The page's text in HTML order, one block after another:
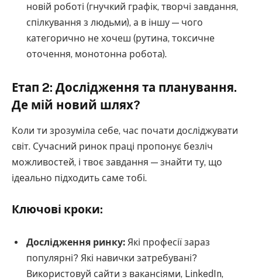
новій роботі (гнучкий графік, творчі завдання,
спілкування з людьми), а в іншу — чого
категорично не хочеш (рутина, токсичне
оточення, монотонна робота).
Етап 2: Дослідження та планування.
Де мій новий шлях?
Коли ти зрозуміла себе, час почати досліджувати
світ. Сучасний ринок праці пропонує безліч
можливостей, і твоє завдання — знайти ту, що
ідеально підходить саме тобі.
Ключові кроки:
Дослідження ринку: Які професії зараз
популярні? Які навички затребувані?
Використовуй сайти з вакансіями, LinkedIn,